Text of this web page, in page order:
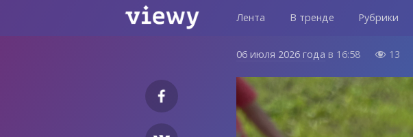
Лента В тренде Рубрики
06 июля 2026 года в 16:58  13